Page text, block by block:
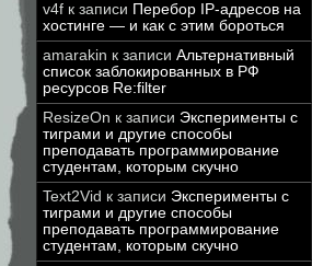
v4f к записи Перебор IP-адресов на
хостинге — и как с этим бороться
amarakin к записи Альтернативный
список заблокированных в РФ
ресурсов Re:filter
ResizeOn к записи Эксперименты с
тиграми и другие способы
преподавать программирование
студентам, которым скучно
Text2Vid к записи Эксперименты с
тиграми и другие способы
преподавать программирование
студентам, которым скучно